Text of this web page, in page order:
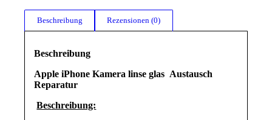
Beschreibung Rezensionen (0)
Beschreibung
Apple iPhone Kamera linse glas Austausch
Reparatur
Beschreibung: